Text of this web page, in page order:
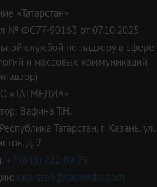
«Татарстан»
№ ФС77-90163 от 07.10.2025
службой по надзору в сфере
и массовых коммуникаций
«ТАТМЕДИА»
Вафина Т.Н.
Татарстан, г. Казань, ул.
д. 2
+7 (843) 222 09 79
tatarstan@tatmedia.com